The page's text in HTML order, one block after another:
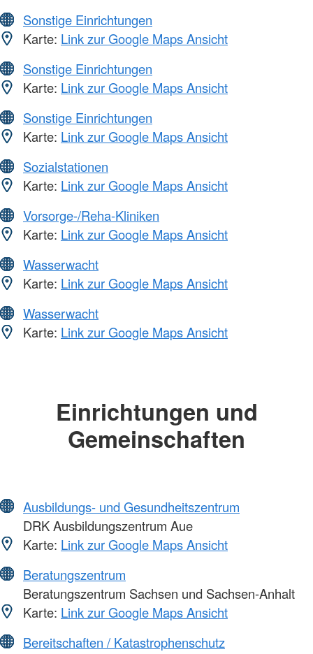
Sonstige Einrichtungen
Karte: Link zur Google Maps Ansicht
Sonstige Einrichtungen
Karte: Link zur Google Maps Ansicht
Sonstige Einrichtungen
Karte: Link zur Google Maps Ansicht
Sozialstationen
Karte: Link zur Google Maps Ansicht
Vorsorge-/Reha-Kliniken
Karte: Link zur Google Maps Ansicht
Wasserwacht
Karte: Link zur Google Maps Ansicht
Wasserwacht
Karte: Link zur Google Maps Ansicht
Einrichtungen und
Gemeinschaften
Ausbildungs- und Gesundheitszentrum
DRK Ausbildungszentrum Aue
Karte: Link zur Google Maps Ansicht
Beratungszentrum
Beratungszentrum Sachsen und Sachsen-Anhalt
Karte: Link zur Google Maps Ansicht
Bereitschaften / Katastrophenschutz